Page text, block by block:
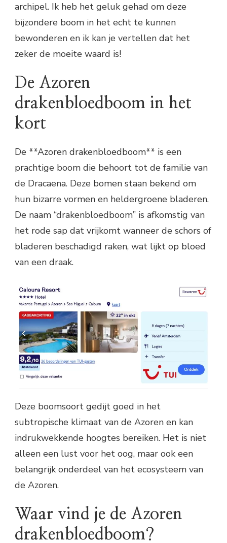
archipel. Ik heb het geluk gehad om deze
bijzondere boom in het echt te kunnen
bewonderen en ik kan je vertellen dat het
zeker de moeite waard is!
De Azoren
drakenbloedboom in het
kort
De **Azoren drakenbloedboom** is een
prachtige boom die behoort tot de familie van
de Dracaena. Deze bomen staan bekend om
hun bizarre vormen en heldergroene bladeren.
De naam “drakenbloedboom” is afkomstig van
het rode sap dat vrijkomt wanneer de schors of
bladeren beschadigd raken, wat lijkt op bloed
van een draak.
Deze boomsoort gedijt goed in het
subtropische klimaat van de Azoren en kan
indrukwekkende hoogtes bereiken. Het is niet
alleen een lust voor het oog, maar ook een
belangrijk onderdeel van het ecosysteem van
de Azoren.
Waar vind je de Azoren
drakenbloedboom?